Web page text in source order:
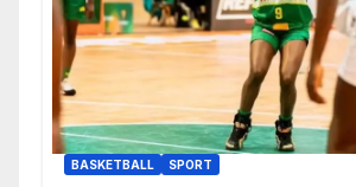
BASKETBALL SPORT